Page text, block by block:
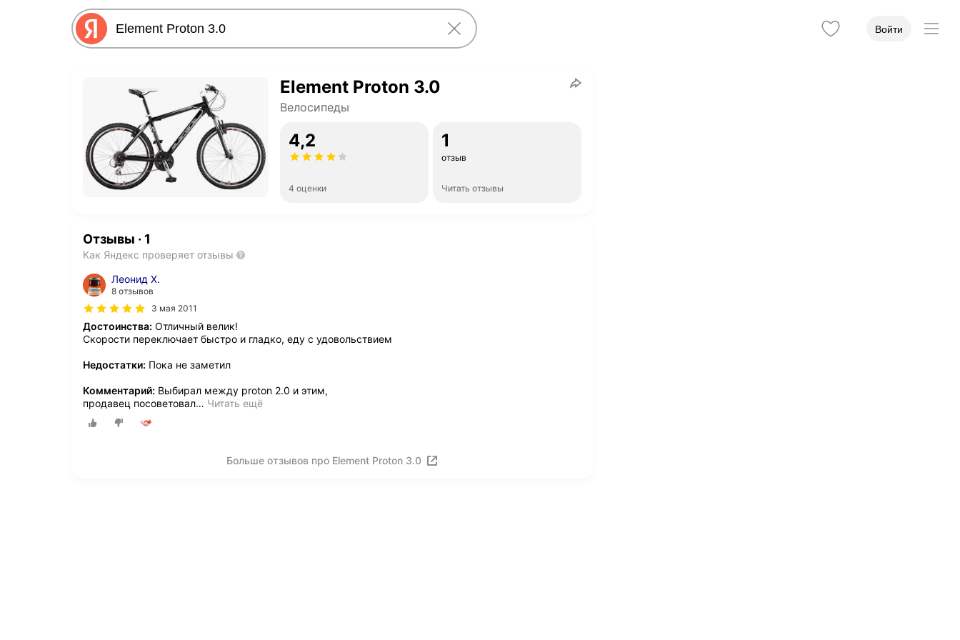
Войти
Element Proton 3.0
Велосипеды
4,2
4 оценки
1
отзыв
Читать отзывы
Отзывы · 1
Как Яндекс проверяет отзывы
Леонид Х.
8 отзывов
3 мая 2011
Достоинства: Отличный велик!
Скорости переключает быстро и гладко, еду с удовольствием
Недостатки: Пока не заметил
Комментарий: Выбирал между proton 2.0 и этим,
продавец посоветовал… Читать ещё
Больше отзывов про Element Proton 3.0